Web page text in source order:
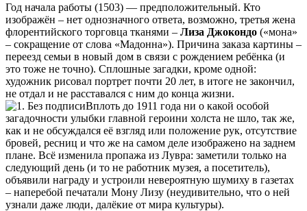
Год начала работы (1503) — предположительный. Кто
изображён – нет однозначного ответа, возможно, третья жена
флорентийского торговца тканями – Лиза Джокондо («мона»
– сокращение от слова «Мадонна»). Причина заказа картины –
переезд семьи в новый дом в связи с рождением ребёнка (и
это тоже не точно). Сплошные загадки, кроме одной:
художник рисовал портрет почти 20 лет, в итоге не закончил,
не отдал и не расставался с ним до конца жизни.
Вплоть до 1911 года ни о какой особой
загадочности улыбки главной героини холста не шло, так же,
как и не обсуждался её взгляд или положение рук, отсутствие
бровей, ресниц и что же на самом деле изображено на заднем
плане. Всё изменила пропажа из Лувра: заметили только на
следующий день (и то не работник музея, а посетитель),
объявили награду и устроили невероятную шумиху в газетах
– наперебой печатали Мону Лизу (неудивительно, что о ней
узнали даже люди, далёкие от мира культуры).